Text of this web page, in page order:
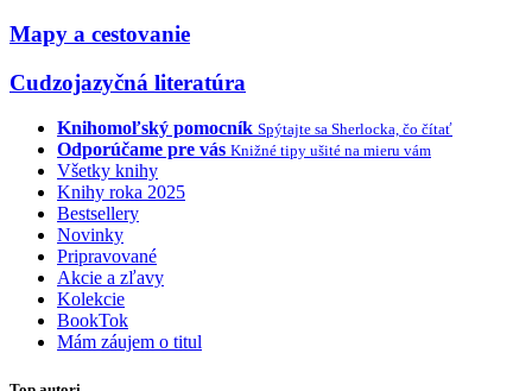
Mapy a cestovanie
Cudzojazyčná literatúra
Knihomoľský pomocník Spýtajte sa Sherlocka, čo čítať
Odporúčame pre vás Knižné tipy ušité na mieru vám
Všetky knihy
Knihy roka 2025
Bestsellery
Novinky
Pripravované
Akcie a zľavy
Kolekcie
BookTok
Mám záujem o titul